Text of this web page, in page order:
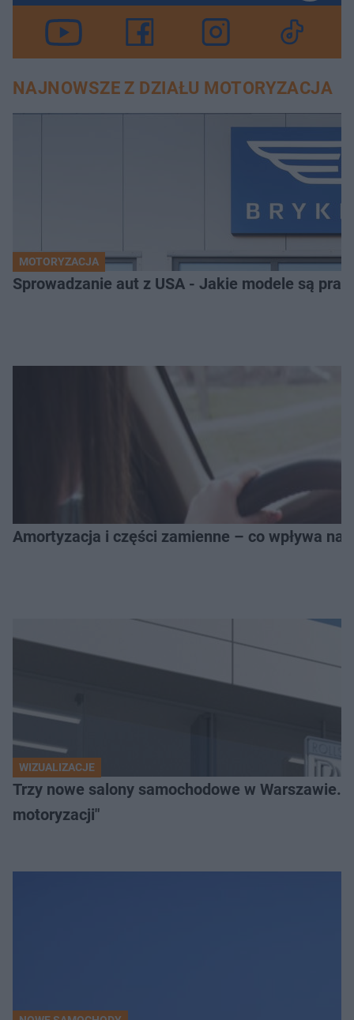
NAJNOWSZE Z DZIAŁU MOTORYZACJA
MOTORYZACJA
Sprowadzanie aut z USA - Jakie modele są
Amortyzacja i części zamienne – co wpływa na
WIZUALIZACJE
Trzy nowe salony samochodowe w
motoryzacji"